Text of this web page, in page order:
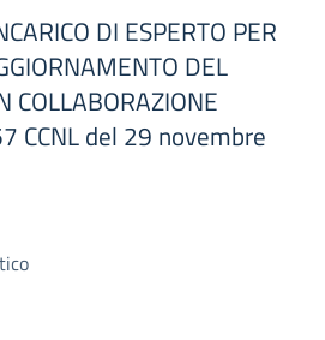
DI ESPERTO PER
DEL
COLLABORAZIONE
CCNL del 29 novembre